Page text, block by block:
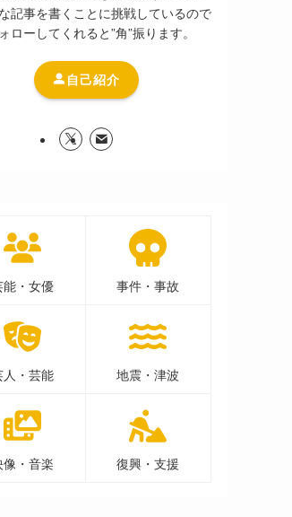
記事を書くことに挑戦しているので
ローしてくれると”角”振ります。
自己紹介
能・女優 事件・事故
人・芸能 地震・津波
像・音楽 復興・支援